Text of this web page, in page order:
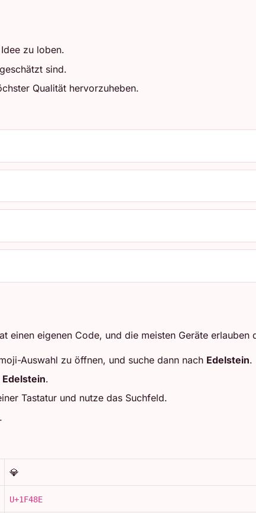
zu loben.
sind.
Qualität hervorzuheben.
einen eigenen Code, und die meisten Geräte erlauben
Auswahl zu öffnen, und suche dann nach Edelstein.
Edelstein.
Tastatur und nutze das Suchfeld.
.
💎
U+1F48E